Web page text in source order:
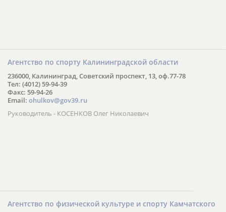
Агентство по спорту Калининградской области
236000, Калининград, Советский проспект, 13, оф.77-78
Тел: (4012) 59-94-39
Факс: 59-94-26
Email: ohulkov@gov39.ru
Руководитель - КОСЕНКОВ Олег Николаевич
Агентство по физической культуре и спорту Камчатского